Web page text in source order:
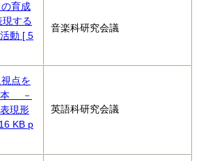
育成
する
動 [ 5
音楽科研究会議
点を
本 －
現形
KB p
英語科研究会議